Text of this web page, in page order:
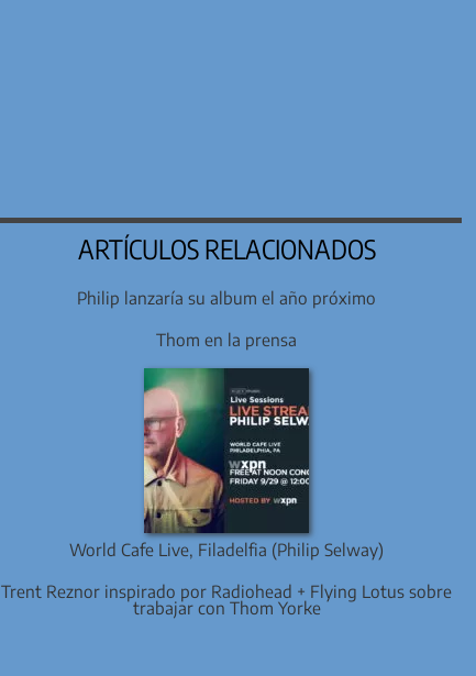
ARTÍCULOS RELACIONADOS
Philip lanzaría su album el año próximo
Thom en la prensa
World Cafe Live, Filadelfia (Philip Selway)
Trent Reznor inspirado por Radiohead + Flying Lotus sobre
trabajar con Thom Yorke